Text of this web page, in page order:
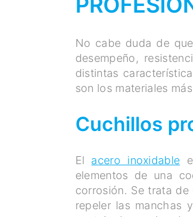
No cabe duda de
desempeño,
distintas
son los materiales
Cuchillos
El acero inoxidable
elementos de una
corrosión. Se trata
repeler las manchas